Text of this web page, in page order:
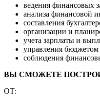
ведения финансовых
анализа финансовой
составления
организации и
учета зарплаты и
управления бюджетом
соблюдения
ВЫ СМОЖЕТЕ
ОТ: